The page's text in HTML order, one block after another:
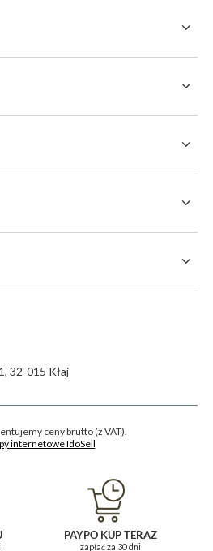
,32-015 Kłaj
ceny brutto (z VAT).
PAYPO KUP TERAZ
zapłać za 30 dni